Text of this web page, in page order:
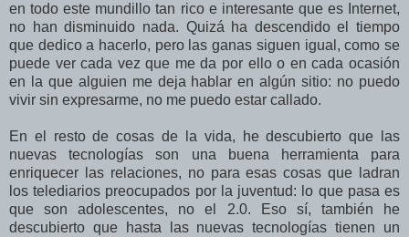
en todo este mundillo tan rico e interesante que es Internet,
no han disminuido nada. Quizá ha descendido el tiempo
que dedico a hacerlo, pero las ganas siguen igual, como se
puede ver cada vez que me da por ello o en cada ocasión
en la que alguien me deja hablar en algún sitio: no puedo
vivir sin expresarme, no me puedo estar callado.
En el resto de cosas de la vida, he descubierto que las
nuevas tecnologías son una buena herramienta para
enriquecer las relaciones, no para esas cosas que ladran
los telediarios preocupados por la juventud: lo que pasa es
que son adolescentes, no el 2.0. Eso sí, también he
descubierto que hasta las nuevas tecnologías tienen un